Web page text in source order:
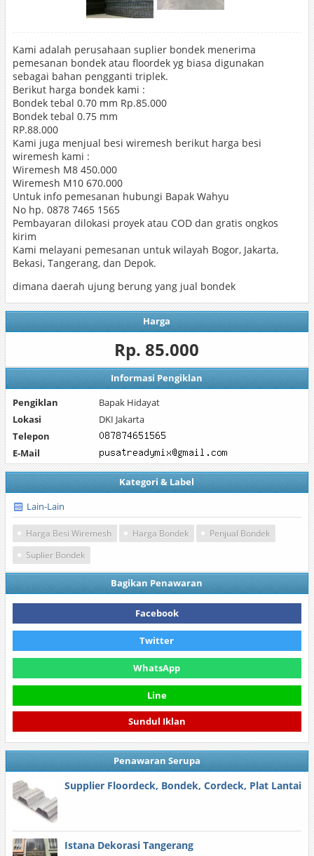
Kami adalah perusahaan suplier bondek menerima
pemesanan bondek atau floordek yg biasa digunakan
sebagai bahan pengganti triplek.
Berikut harga bondek kami :
Bondek tebal 0.70 mm Rp.85.000
Bondek tebal 0.75 mm
RP.88.000
Kami juga menjual besi wiremesh berikut harga besi
wiremesh kami :
Wiremesh M8 450.000
Wiremesh M10 670.000
Untuk info pemesanan hubungi Bapak Wahyu
No hp. 0878 7465 1565
Pembayaran dilokasi proyek atau COD dan gratis ongkos
kirim
Kami melayani pemesanan untuk wilayah Bogor, Jakarta,
Bekasi, Tangerang, dan Depok.
dimana daerah ujung berung yang jual bondek
Harga
Rp. 85.000
Informasi Pengiklan
Pengiklan
Bapak Hidayat
Lokasi
DKI Jakarta
Telepon
E-Mail
Kategori & Label
Lain-Lain
Harga Besi Wiremesh Harga Bondek
Penjual Bondek
Suplier Bondek
Bagikan Penawaran
Facebook
Twitter
WhatsApp
Line
Sundul Iklan
Penawaran Serupa
Supplier Floordeck, Bondek, Cordeck, Plat Lantai
Istana Dekorasi Tangerang